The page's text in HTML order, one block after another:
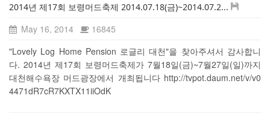
2014년 제17회 보령머드축제 2014.07.18(금)~2014.07.2...
May 16, 2014
16845
"Lovely Log Home Pension 로글리 대천"을 찾아주셔서 감사합니
다. 2014년 제17회 보령머드축제가 7월18일(금)~7월27일(일)까지
대천해수욕장 머드광장에서 개최됩니다 http://tvpot.daum.net/v/v0
4471dR7cR7KXTX11iiOdK